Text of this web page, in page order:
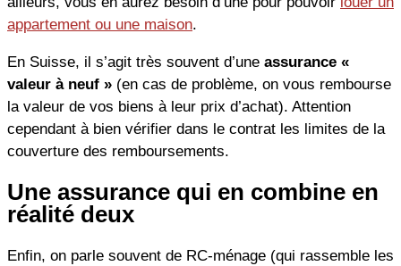
appartement ou une maison.
En Suisse, il s’agit très souvent d’une assurance «
valeur à neuf » (en cas de problème, on vous rembourse
la valeur de vos biens à leur prix d’achat). Attention
cependant à bien vérifier dans le contrat les limites de la
couverture des remboursements.
Une assurance qui en combine en
réalité deux
Enfin, on parle souvent de RC-ménage (qui rassemble les